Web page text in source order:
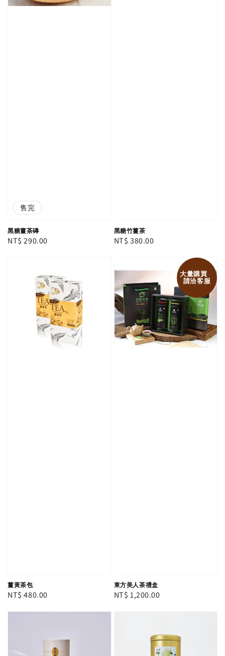
售完
黑糖薑茶磚
Regular
NT$ 290.00
黑糖竹薑茶
Regular
NT$ 380.00
薑黃茶包
Regular
NT$ 480.00
大量購買
請洽客服
東方美人茶禮盒
Regular
NT$ 1,200.00